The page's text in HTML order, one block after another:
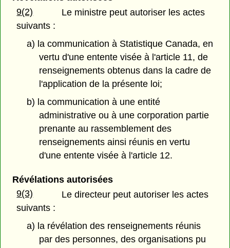
9(2)
Le ministre peut autoriser les actes
suivants :
a) la communication à Statistique Canada, en
vertu d'une entente visée à l'article 11, de
renseignements obtenus dans la cadre de
l'application de la présente loi;
b) la communication à une entité
administrative ou à une corporation partie
prenante au rassemblement des
renseignements ainsi réunis en vertu
d'une entente visée à l'article 12.
Révélations autorisées
9(3)
Le directeur peut autoriser les actes
suivants :
a) la révélation des renseignements réunis
par des personnes, des organisations pu